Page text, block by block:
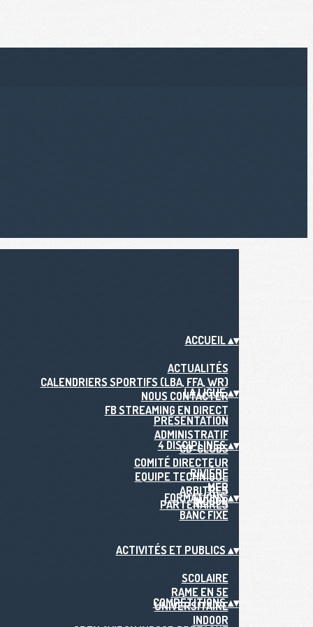
ACCUEIL▴▾
ACTUALITÉS
CALENDRIERS SPORTIFS (LBA, FFA, WR)
NOUS CONTACTER
FB STREAMING EN DIRECT
LA LIGUE▴▾
PRÉSENTATION
ADMINISTRATIF
CD-CLUBS
COMITÉ DIRECTEUR
EQUIPE TECHNIQUE
ARBITRES
PARTENAIRES
4 DISCIPLINES▴▾
RIVIÈRE
MER
INDOOR
BANC FIXE
FORMATIONS▴▾
ACTIVITÉS ET PUBLICS ▴▾
SCOLAIRE
RAME EN 5E
UNIVERSITAIRE
INDOOR
COMPÉTITIONS▴▾